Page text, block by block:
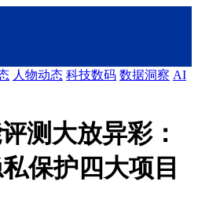
人物动态 科技数码 数据洞察 AI
测大放异彩：
保护四大项目